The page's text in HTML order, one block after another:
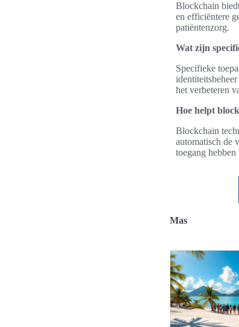
Blockchain
en efficiëntere
patiëntenzorg.
Wat zijn
Specifieke
het verbeteren
Hoe helpt
Blockchain
automatisch de
toegang
Mas